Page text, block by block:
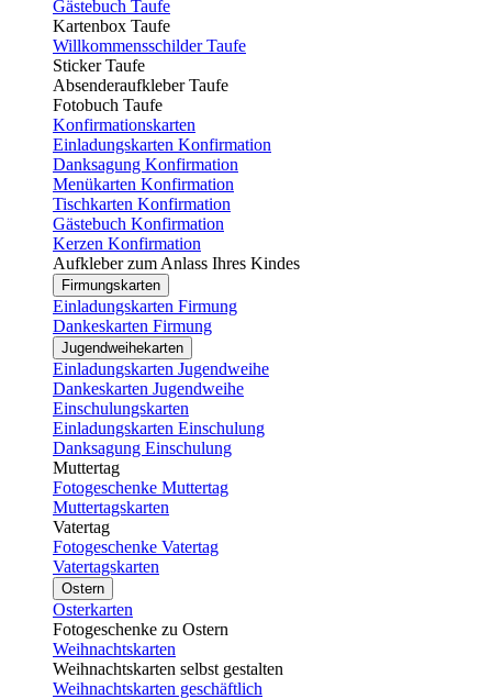
Gästebuch Taufe
Kartenbox Taufe
Willkommensschilder Taufe
Sticker Taufe
Absenderaufkleber Taufe
Fotobuch Taufe
Konfirmationskarten
Einladungskarten Konfirmation
Danksagung Konfirmation
Menükarten Konfirmation
Tischkarten Konfirmation
Gästebuch Konfirmation
Kerzen Konfirmation
Aufkleber zum Anlass Ihres Kindes
Firmungskarten
Einladungskarten Firmung
Dankeskarten Firmung
Jugendweihekarten
Einladungskarten Jugendweihe
Dankeskarten Jugendweihe
Einschulungskarten
Einladungskarten Einschulung
Danksagung Einschulung
Muttertag
Fotogeschenke Muttertag
Muttertagskarten
Vatertag
Fotogeschenke Vatertag
Vatertagskarten
Ostern
Osterkarten
Fotogeschenke zu Ostern
Weihnachtskarten
Weihnachtskarten selbst gestalten
Weihnachtskarten geschäftlich